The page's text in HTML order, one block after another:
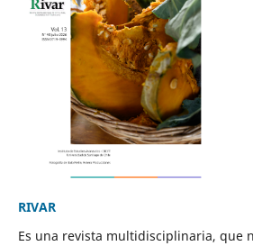
RIVAR
Es una revista multidisciplinaria, que